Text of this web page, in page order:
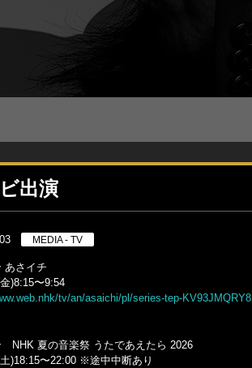
出演
MEDIA - TV
あさイチ
)8:15〜9:54
tv/an/asaichi/pl/series-tep-KV93JMQRY8
NHK 夏の音楽祭 うたであえたら 2026
)18:15〜22:00 ※途中中断あり